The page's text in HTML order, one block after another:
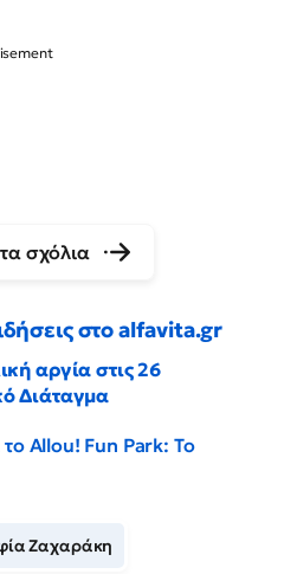
τα σχόλια
στο alfavita.gr
αργία στις 26
Διάταγμα
το Allou! Fun Park: Το
Ζαχαράκη